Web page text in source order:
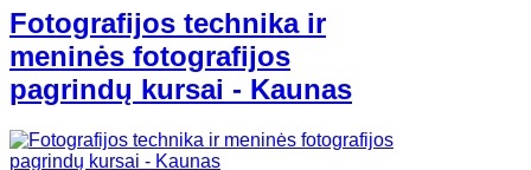
Fotografijos technika ir
meninės fotografijos
pagrindų kursai - Kaunas